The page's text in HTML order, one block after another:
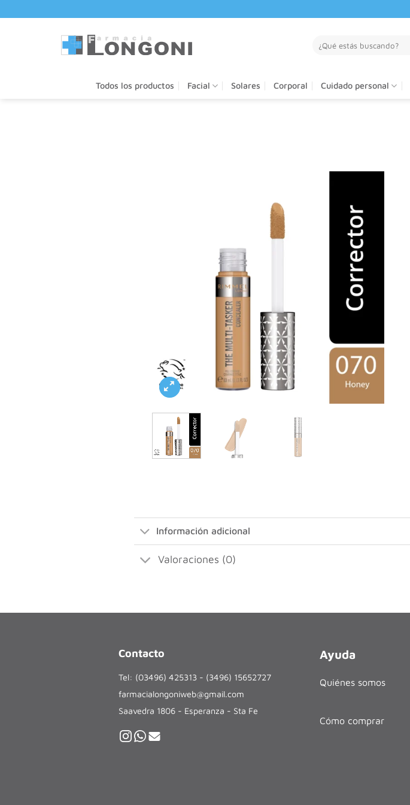
al
por:
Todos los productos Facial Solares Corporal Cuidado personal
Información adicional
Valoraciones (0)
Contacto
Tel: (03496) 425313 - (3496) 15652727
farmacialongoniweb@gmail.com
Saavedra 1806 - Esperanza - Sta Fe
Ayuda
Quiénes somos
Cómo comprar